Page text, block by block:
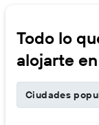
Todo lo
alojarte
Ciudades